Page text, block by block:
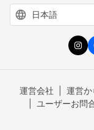
運営会社 運営
ユーザーお問